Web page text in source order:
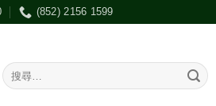
(852) 2156 1599
搜
尋：